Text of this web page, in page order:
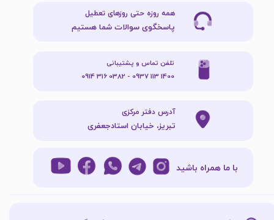
با ما همراه باشید
همه روزه حتی روزهای تعطیل
پاسخگوی سوالات شما هستیم
آدرس دفتر مرکزی
تبریز، خیابان استادجعفری
تلفن تماس و پشتیبانی
1400 113 0937 - 0382 316 0914